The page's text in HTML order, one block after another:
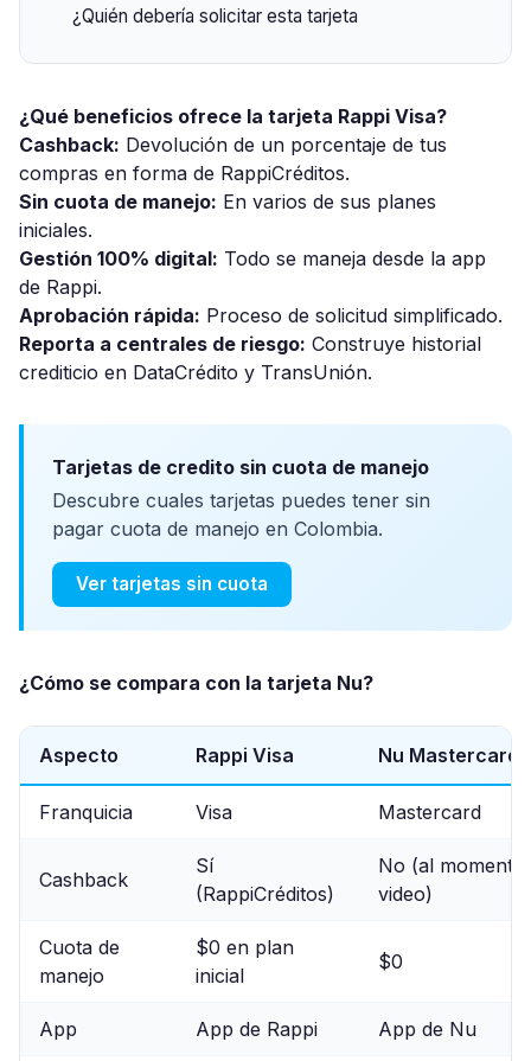
¿Quién debería solicitar esta tarjeta
¿Qué beneficios ofrece la tarjeta Rappi Visa?
Cashback: Devolución de un porcentaje de tus
compras en forma de RappiCréditos.
Sin cuota de manejo: En varios de sus planes
iniciales.
Gestión 100% digital: Todo se maneja desde la app
de Rappi.
Aprobación rápida: Proceso de solicitud simplificado.
Reporta a centrales de riesgo: Construye historial
crediticio en DataCrédito y TransUnión.
Tarjetas de credito sin cuota de manejo
Descubre cuales tarjetas puedes tener sin
pagar cuota de manejo en Colombia.
Ver tarjetas sin cuota
¿Cómo se compara con la tarjeta Nu?
Aspecto Rappi Visa Nu Mastercard
Franquicia Visa Mastercard
Cashback
Sí
(RappiCréditos)
No (al momento
video)
Cuota de
manejo
$0 en plan
inicial
$0
App App de Rappi App de Nu